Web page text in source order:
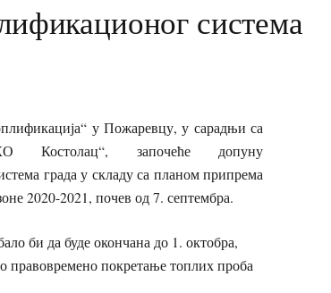
система
у Пожаревцу, у сарадњи са
Костолац“, започеће допуну
града у складу са планом припрема
2020-2021, почев од 7. септембра.
би да буде окончана до 1. октобра,
правовремено покретање топлих проба